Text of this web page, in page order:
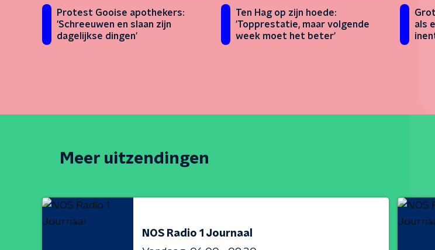
Protest Gooise apothekers:
'Schreeuwen en slaan zijn
dagelijkse dingen'
Ten Hag op zijn hoede:
'Topprestatie, maar volgende
week moet het beter'
als
Meer uitzendingen
NOS Radio 1 Journaal